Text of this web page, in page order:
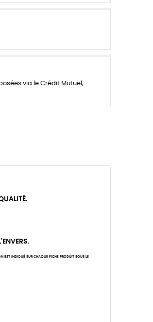
via le Crédit Mutuel,
EST INDIQUÉ SUR CHAQUE FICHE PRODUIT SOUS LE